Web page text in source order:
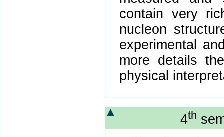
contain very
nucleon
experimental
more details
physical
4th